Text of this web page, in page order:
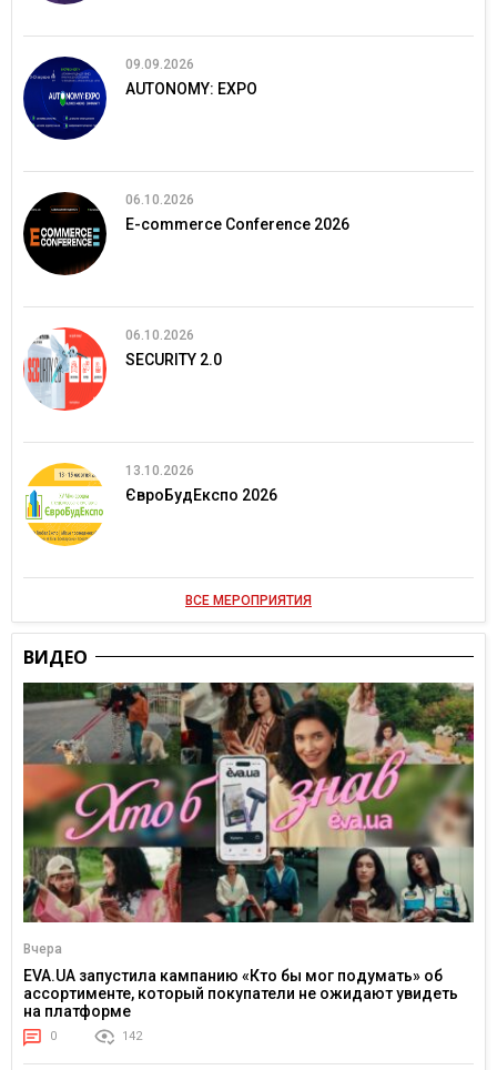
09.09.2026
AUTONOMY: EXPO
06.10.2026
E-commerce Conference 2026
06.10.2026
SECURITY 2.0
13.10.2026
ЄвроБудЕкспо 2026
ВСЕ МЕРОПРИЯТИЯ
ВИДЕО
Вчера
EVA.UA запустила кампанию «Кто бы мог подумать» об
ассортименте, который покупатели не ожидают увидеть
на платформе
0 142